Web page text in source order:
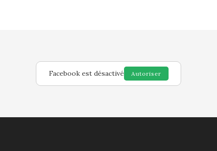
Facebook est désactivé Autoriser